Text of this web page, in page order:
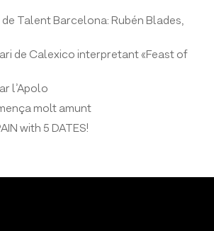
Talent Barcelona: Rubén Blades,
de Calexico interpretant «Feast of
l’Apolo
molt amunt
with 5 DATES!